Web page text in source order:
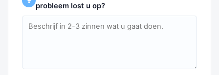
probleem lost u op?